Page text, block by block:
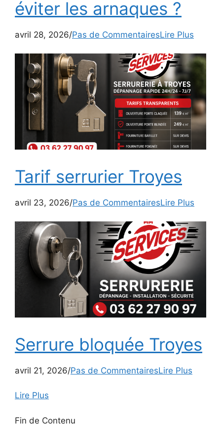
éviter les arnaques ?
avril 28, 2026/Pas de CommentairesLire Plus
Tarif serrurier Troyes
avril 23, 2026/Pas de CommentairesLire Plus
Serrure bloquée Troyes
avril 21, 2026/Pas de CommentairesLire Plus
Lire Plus
Fin de Contenu